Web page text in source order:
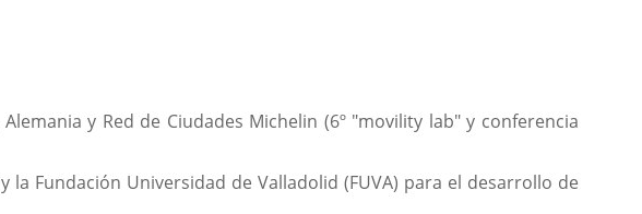
y Red de Ciudades Michelin (6º "movility lab" y conferencia
Fundación Universidad de Valladolid (FUVA) para el desarrollo de